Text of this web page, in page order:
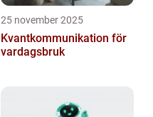
25 november 2025
Kvantkommunikation för
vardagsbruk